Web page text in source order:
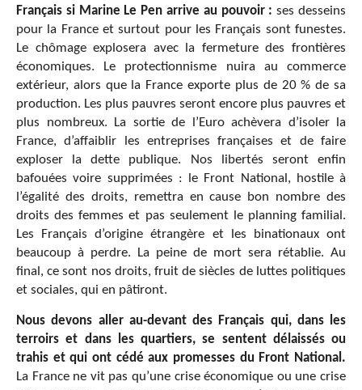
Français si Marine Le Pen arrive au pouvoir : ses desseins
pour la France et surtout pour les Français sont funestes.
Le chômage explosera avec la fermeture des frontières
économiques. Le protectionnisme nuira au commerce
extérieur, alors que la France exporte plus de 20 % de sa
production. Les plus pauvres seront encore plus pauvres et
plus nombreux. La sortie de l’Euro achèvera d’isoler la
France, d’affaiblir les entreprises françaises et de faire
exploser la dette publique. Nos libertés seront enfin
bafouées voire supprimées : le Front National, hostile à
l’égalité des droits, remettra en cause bon nombre des
droits des femmes et pas seulement le planning familial.
Les Français d’origine étrangère et les binationaux ont
beaucoup à perdre. La peine de mort sera rétablie. Au
final, ce sont nos droits, fruit de siècles de luttes politiques
et sociales, qui en pâtiront.
Nous devons aller au-devant des Français qui, dans les
terroirs et dans les quartiers, se sentent délaissés ou
trahis et qui ont cédé aux promesses du Front National.
La France ne vit pas qu’une crise économique ou une crise